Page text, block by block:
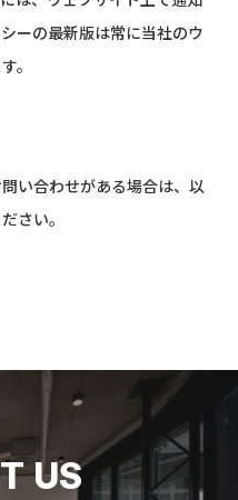
ーの最新版は常に当社のウ
。
い合わせがある場合は、以
さい。
US